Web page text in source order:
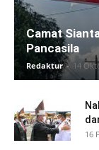
Camat
Pancasila
Redaktur - 14
16